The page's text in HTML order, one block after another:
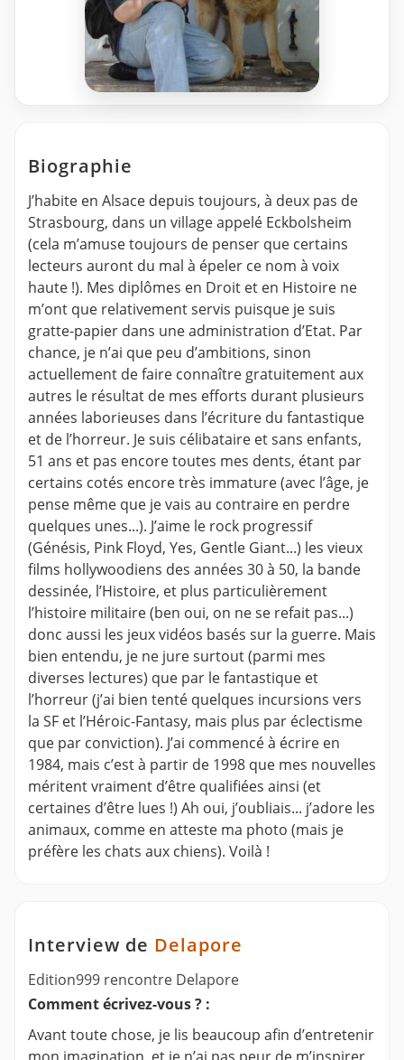
Biographie
J’habite en Alsace depuis toujours, à deux pas de
Strasbourg, dans un village appelé Eckbolsheim
(cela m’amuse toujours de penser que certains
lecteurs auront du mal à épeler ce nom à voix
haute !). Mes diplômes en Droit et en Histoire ne
m’ont que relativement servis puisque je suis
gratte-papier dans une administration d’Etat. Par
chance, je n’ai que peu d’ambitions, sinon
actuellement de faire connaître gratuitement aux
autres le résultat de mes efforts durant plusieurs
années laborieuses dans l’écriture du fantastique
et de l’horreur. Je suis célibataire et sans enfants,
51 ans et pas encore toutes mes dents, étant par
certains cotés encore très immature (avec l’âge, je
pense même que je vais au contraire en perdre
quelques unes...). J’aime le rock progressif
(Génésis, Pink Floyd, Yes, Gentle Giant...) les vieux
films hollywoodiens des années 30 à 50, la bande
dessinée, l’Histoire, et plus particulièrement
l’histoire militaire (ben oui, on ne se refait pas...)
donc aussi les jeux vidéos basés sur la guerre. Mais
bien entendu, je ne jure surtout (parmi mes
diverses lectures) que par le fantastique et
l’horreur (j’ai bien tenté quelques incursions vers
la SF et l’Héroic-Fantasy, mais plus par éclectisme
que par conviction). J’ai commencé à écrire en
1984, mais c’est à partir de 1998 que mes nouvelles
méritent vraiment d’être qualifiées ainsi (et
certaines d’être lues !) Ah oui, j’oubliais... j’adore les
animaux, comme en atteste ma photo (mais je
préfère les chats aux chiens). Voilà !
Interview de Delapore
Edition999 rencontre Delapore
Comment écrivez-vous ? :
Avant toute chose, je lis beaucoup afin d’entretenir